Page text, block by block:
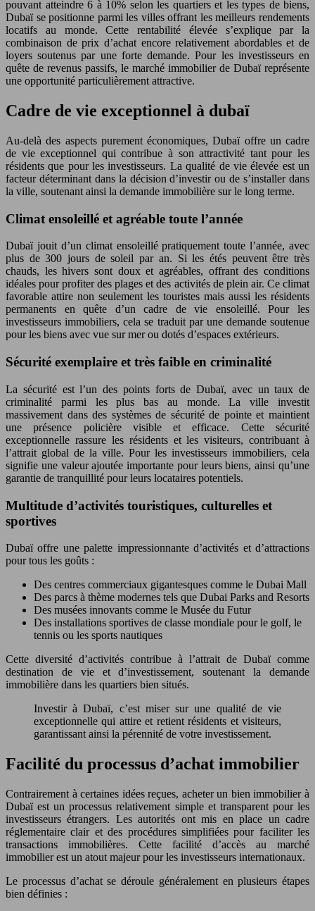
pouvant atteindre 6 à 10% selon les quartiers et les types de biens,
Dubaï se positionne parmi les villes offrant les meilleurs rendements
locatifs au monde. Cette rentabilité élevée s’explique par la
combinaison de prix d’achat encore relativement abordables et de
loyers soutenus par une forte demande. Pour les investisseurs en
quête de revenus passifs, le marché immobilier de Dubaï représente
une opportunité particulièrement attractive.
Cadre de vie exceptionnel à dubaï
Au-delà des aspects purement économiques, Dubaï offre un cadre
de vie exceptionnel qui contribue à son attractivité tant pour les
résidents que pour les investisseurs. La qualité de vie élevée est un
facteur déterminant dans la décision d’investir ou de s’installer dans
la ville, soutenant ainsi la demande immobilière sur le long terme.
Climat ensoleillé et agréable toute l’année
Dubaï jouit d’un climat ensoleillé pratiquement toute l’année, avec
plus de 300 jours de soleil par an. Si les étés peuvent être très
chauds, les hivers sont doux et agréables, offrant des conditions
idéales pour profiter des plages et des activités de plein air. Ce climat
favorable attire non seulement les touristes mais aussi les résidents
permanents en quête d’un cadre de vie ensoleillé. Pour les
investisseurs immobiliers, cela se traduit par une demande soutenue
pour les biens avec vue sur mer ou dotés d’espaces extérieurs.
Sécurité exemplaire et très faible en criminalité
La sécurité est l’un des points forts de Dubaï, avec un taux de
criminalité parmi les plus bas au monde. La ville investit
massivement dans des systèmes de sécurité de pointe et maintient
une présence policière visible et efficace. Cette sécurité
exceptionnelle rassure les résidents et les visiteurs, contribuant à
l’attrait global de la ville. Pour les investisseurs immobiliers, cela
signifie une valeur ajoutée importante pour leurs biens, ainsi qu’une
garantie de tranquillité pour leurs locataires potentiels.
Multitude d’activités touristiques, culturelles et
sportives
Dubaï offre une palette impressionnante d’activités et d’attractions
pour tous les goûts :
Des centres commerciaux gigantesques comme le Dubai Mall
Des parcs à thème modernes tels que Dubai Parks and Resorts
Des musées innovants comme le Musée du Futur
Des installations sportives de classe mondiale pour le golf, le
tennis ou les sports nautiques
Cette diversité d’activités contribue à l’attrait de Dubaï comme
destination de vie et d’investissement, soutenant la demande
immobilière dans les quartiers bien situés.
Investir à Dubaï, c’est miser sur une qualité de vie
exceptionnelle qui attire et retient résidents et visiteurs,
garantissant ainsi la pérennité de votre investissement.
Facilité du processus d’achat immobilier
Contrairement à certaines idées reçues, acheter un bien immobilier à
Dubaï est un processus relativement simple et transparent pour les
investisseurs étrangers. Les autorités ont mis en place un cadre
réglementaire clair et des procédures simplifiées pour faciliter les
transactions immobilières. Cette facilité d’accès au marché
immobilier est un atout majeur pour les investisseurs internationaux.
Le processus d’achat se déroule généralement en plusieurs étapes
bien définies :